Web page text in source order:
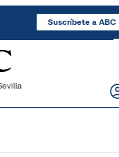
Suscríbete a ABC